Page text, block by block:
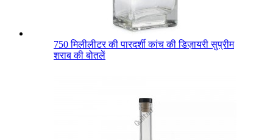
750 मिलीलीटर की पारदर्शी कांच की डिज़ायरी सुप्रीम
शराब की बोतलें